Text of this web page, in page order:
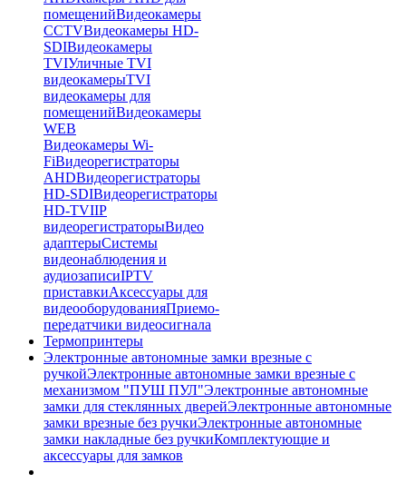
помещенийВидеокамеры
CCTVВидеокамеры HD-
SDIВидеокамеры
TVIУличные TVI
видеокамерыTVI
видеокамеры для
помещенийВидеокамеры
WEB
Видеокамеры Wi-
FiВидеорегистраторы
AHDВидеорегистраторы
HD-SDIВидеорегистраторы
HD-TVIIP
видеорегистраторыВидео
адаптерыСистемы
видеонаблюдения и
аудиозаписиIPTV
приставкиАксессуары для
видеооборудованияПриемо-
передатчики видеосигнала
Термопринтеры
Электронные автономные замки врезные с
ручкойЭлектронные автономные замки врезные с
механизмом "ПУШ ПУЛ"Электронные автономные
замки для стеклянных дверейЭлектронные автономные
замки врезные без ручкиЭлектронные автономные
замки накладные без ручкиКомплектующие и
аксессуары для замков